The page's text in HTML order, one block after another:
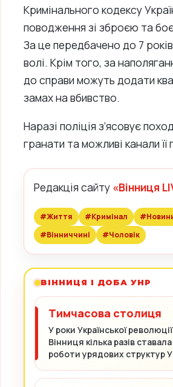
Кримінального кодексу
поводження зі зброєю та
За це передбачено до 7
волі. Крім того, за
до справи можуть додати
замах на вбивство.
Наразі поліція з’ясовує
гранати та можливі канали її
Редакція сайту «Вінниця
#Життя #Кримінал
#Вінниччині
#Чоловік
ВІННИЦЯ І ДОБА УНР
Тимчасова столиця
У роки Української
Вінниця кілька разів
роботи урядових структур